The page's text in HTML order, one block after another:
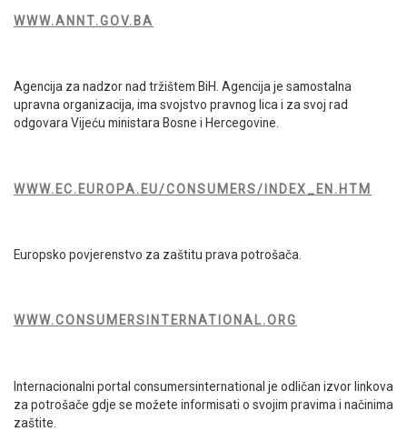
WWW.ANNT.GOV.BA
Agencija za nadzor nad tržištem BiH. Agencija je samostalna
upravna organizacija, ima svojstvo pravnog lica i za svoj rad
odgovara Vijeću ministara Bosne i Hercegovine.
WWW.EC.EUROPA.EU/CONSUMERS/INDEX_EN.HTM
Europsko povjerenstvo za zaštitu prava potrošača.
WWW.CONSUMERSINTERNATIONAL.ORG
Internacionalni portal consumersinternational je odličan izvor linkova
za potrošače gdje se možete informisati o svojim pravima i načinima
zaštite.